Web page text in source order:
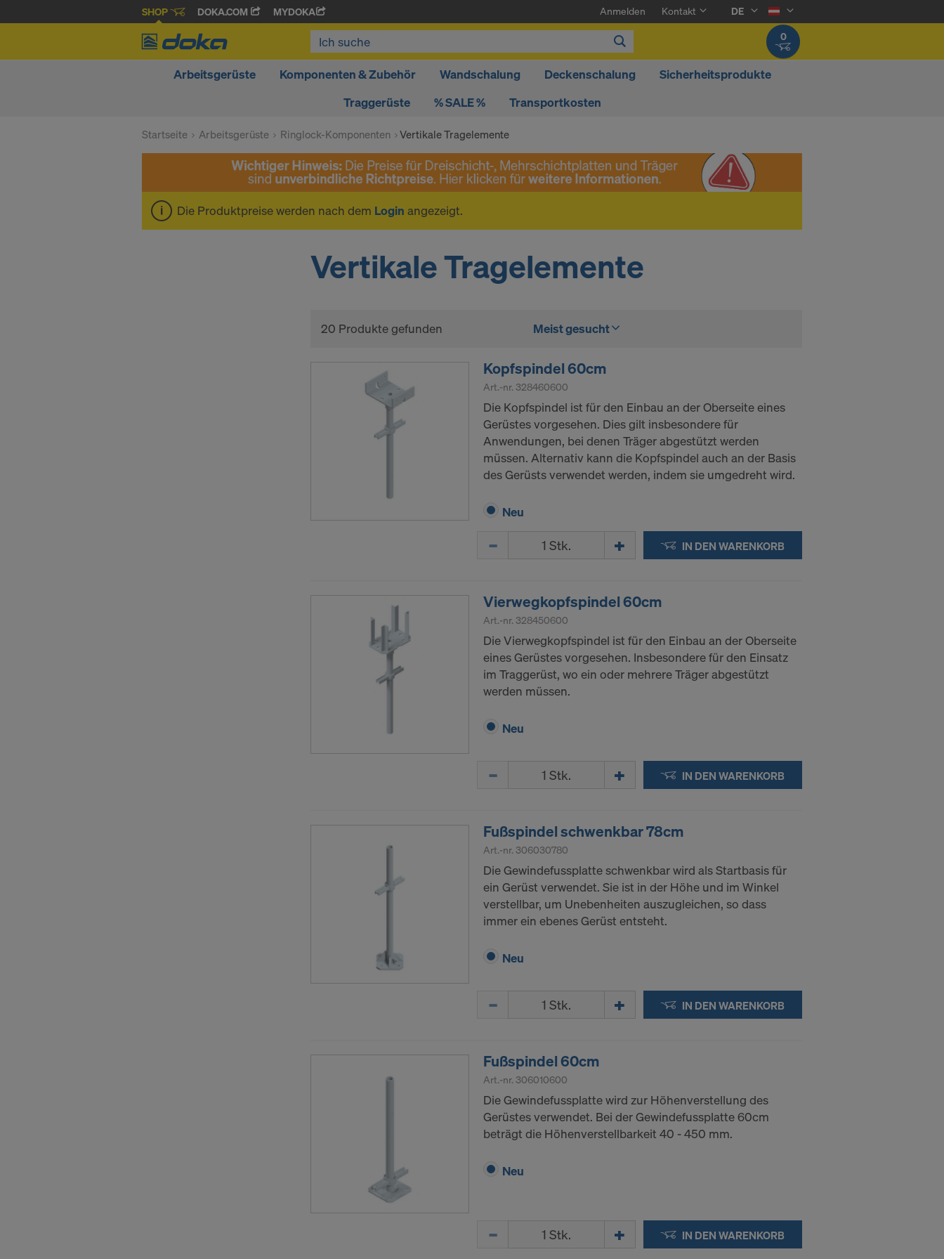
SHOP DOKA.COM MYDOKA Anmelden Kontakt
DE
0
Arbeitsgerüste Komponenten & Zubehör Wandschalung Deckenschalung
Sicherheitsprodukte
Traggerüste
% SALE % Transportkosten
Startseite Arbeitsgerüste Ringlock-Komponenten Vertikale Tragelemente
Die Produktpreise werden nach dem Login angezeigt.
Vertikale Tragelemente
20 Produkte gefunden Meist gesucht
Kopfspindel 60cm
Art.-nr. 328460600
Die Kopfspindel ist für den Einbau an der Oberseite eines
Gerüstes vorgesehen. Dies gilt insbesondere für
Anwendungen, bei denen Träger abgestützt werden
müssen. Alternativ kann die Kopfspindel auch an der Basis
des Gerüsts verwendet werden, indem sie umgedreht wird.
Neu
IN DEN WARENKORB
Vierwegkopfspindel 60cm
Art.-nr. 328450600
Die Vierwegkopfspindel ist für den Einbau an der Oberseite
eines Gerüstes vorgesehen. Insbesondere für den Einsatz
im Traggerüst, wo ein oder mehrere Träger abgestützt
werden müssen.
Neu
IN DEN WARENKORB
Fußspindel schwenkbar 78cm
Art.-nr. 306030780
Die Gewindefussplatte schwenkbar wird als Startbasis für
ein Gerüst verwendet. Sie ist in der Höhe und im Winkel
verstellbar, um Unebenheiten auszugleichen, so dass
immer ein ebenes Gerüst entsteht.
Neu
IN DEN WARENKORB
Fußspindel 60cm
Art.-nr. 306010600
Die Gewindefussplatte wird zur Höhenverstellung des
Gerüstes verwendet. Bei der Gewindefussplatte 60cm
beträgt die Höhenverstellbarkeit 40 - 450 mm.
Neu
IN DEN WARENKORB